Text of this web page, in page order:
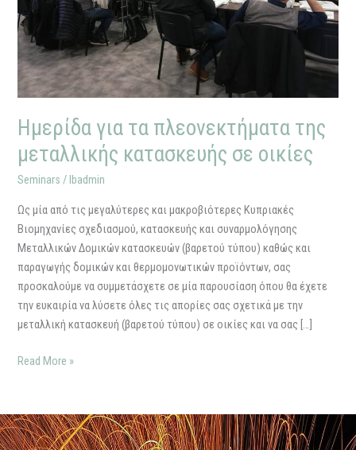
Ημερίδα για τα πλεονεκτήματα της
μεταλλικής κατασκευής σε οικίες
Seminars / lbadmin
Ως μία από τις μεγαλύτερες και μακροβιότερες Κυπριακές
Βιομηχανίες σχεδιασμού, κατασκευής και συναρμολόγησης
Μεταλλικών Δομικών κατασκευών (βαρετού τύπου) καθώς και
παραγωγής δομικών και θερμομονωτικών προϊόντων, σας
προσκαλούμε να συμμετάσχετε σε μία παρουσίαση όπου θα έχετε
την ευκαιρία να λύσετε όλες τις απορίες σας σχετικά με την
μεταλλική κατασκευή (βαρετού τύπου) σε οικίες και να σας […]
οικίες
Read More »